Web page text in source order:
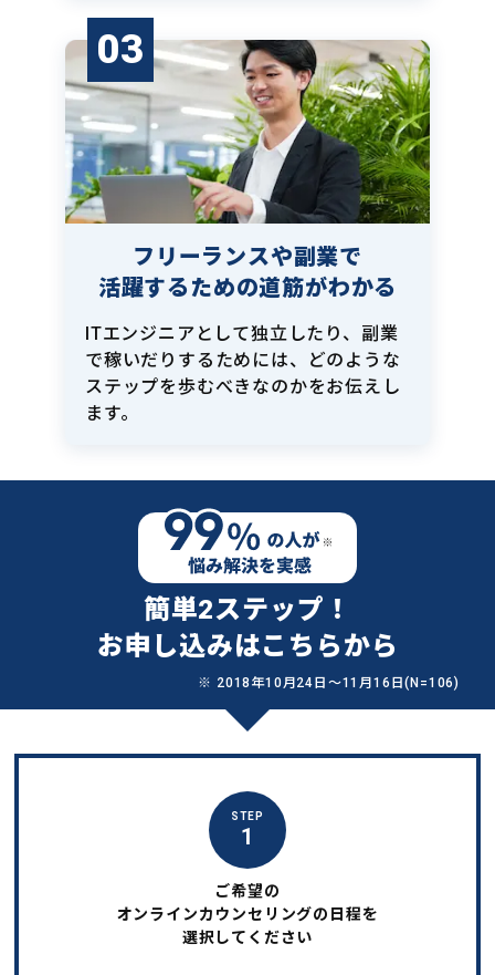
03
フリーランスや副業で
活躍するための道筋がわかる
ITエンジニアとして独立したり、副業
で稼いだりするためには、どのような
ステップを歩むべきなのかをお伝えし
ます。
簡単2ステップ！
お申し込みはこちらから
※ 2018年10月24日〜11月16日(N=106)
STEP
1
ご希望の
オンラインカウンセリングの日程を
選択してください